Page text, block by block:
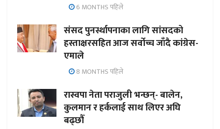
6 MONTHS पहिले
संसद पुनर्स्थापनाका लागि सांसदको
हस्ताक्षरसहित आज सर्वोच्च जाँदै कांग्रेस-
एमाले
8 MONTHS पहिले
रास्वपा नेता पराजुली भन्छन्- बालेन,
कुलमान र हर्कलाई साथ लिएर अघि
बढ्छौँ